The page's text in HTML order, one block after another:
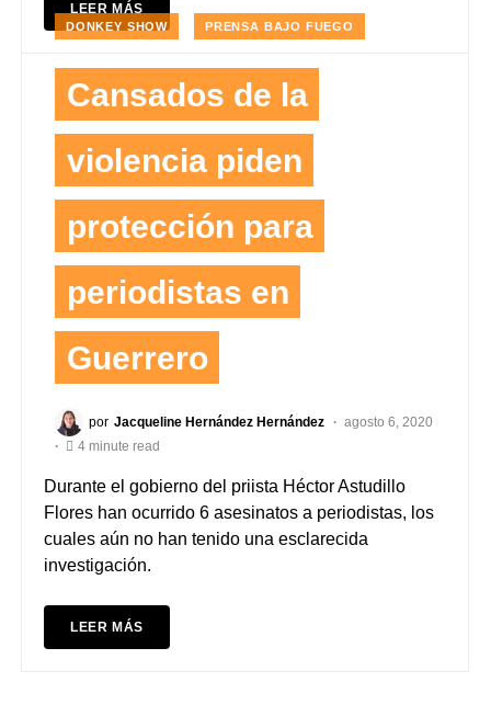
LEER MÁS
DONKEY SHOW PRENSA BAJO FUEGO
Cansados de la
violencia piden
protección para
periodistas en
Guerrero
por Jacqueline Hernández Hernández
agosto 6, 2020
4 minute read
Durante el gobierno del priista Héctor Astudillo
Flores han ocurrido 6 asesinatos a periodistas, los
cuales aún no han tenido una esclarecida
investigación.
LEER MÁS